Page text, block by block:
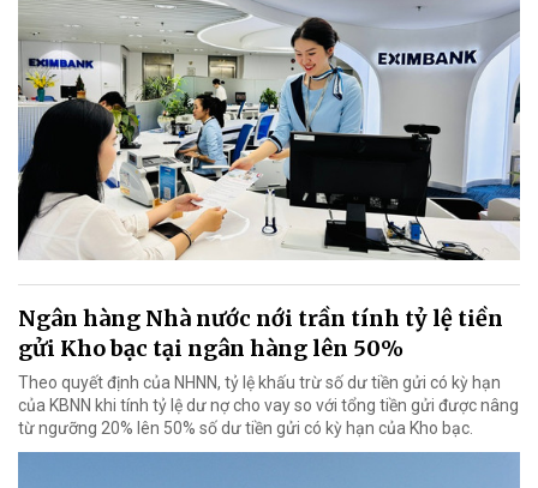
Ngân hàng Nhà nước nới trần tính tỷ lệ tiền
gửi Kho bạc tại ngân hàng lên 50%
Theo quyết định của NHNN, tỷ lệ khấu trừ số dư tiền gửi có kỳ hạn
của KBNN khi tính tỷ lệ dư nợ cho vay so với tổng tiền gửi được nâng
từ ngưỡng 20% lên 50% số dư tiền gửi có kỳ hạn của Kho bạc.